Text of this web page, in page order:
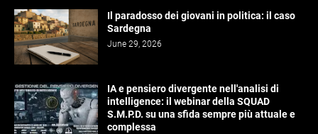
Il paradosso dei giovani in politica: il caso
Sardegna
June 29, 2026
IA e pensiero divergente nell'analisi di
intelligence: il webinar della SQUAD
S.M.P.D. su una sfida sempre più attuale e
complessa